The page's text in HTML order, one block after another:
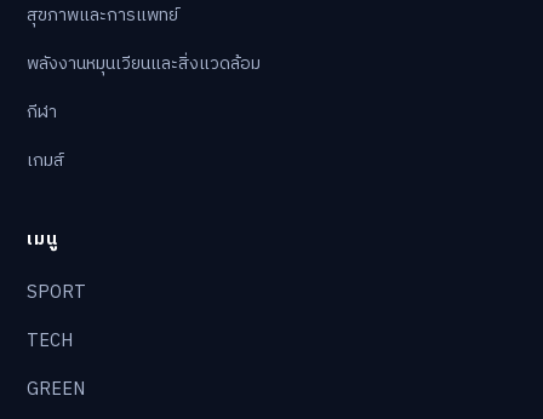
สุขภาพและการแพทย์
พลังงานหมุนเวียนและสิ่งแวดล้อม
กีฬา
เกมส์
เมนู
SPORT
TECH
GREEN